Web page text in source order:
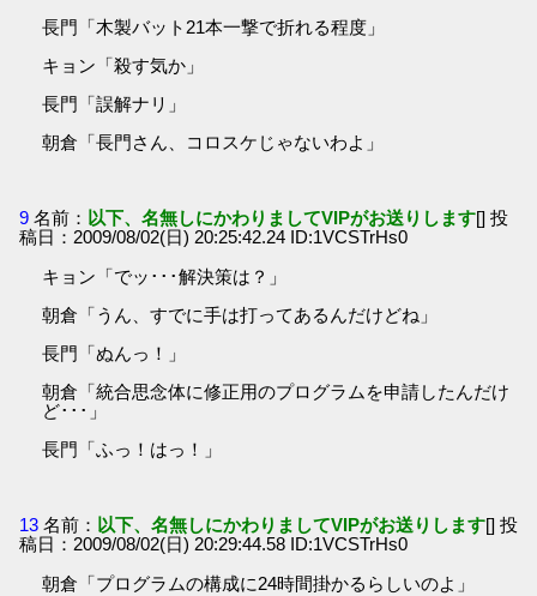
長門「木製バット21本一撃で折れる程度」
キョン「殺す気か」
長門「誤解ナリ」
朝倉「長門さん、コロスケじゃないわよ」
9 名前： 以下、名無しにかわりましてVIPがお送りします[] 投
稿日：2009/08/02(日) 20:25:42.24 ID:1VCSTrHs0
キョン「でッ･･･解決策は？」
朝倉「うん、すでに手は打ってあるんだけどね」
長門「ぬんっ！」
朝倉「統合思念体に修正用のプログラムを申請したんだけ
ど･･･」
長門「ふっ！はっ！」
13 名前： 以下、名無しにかわりましてVIPがお送りします[] 投
稿日：2009/08/02(日) 20:29:44.58 ID:1VCSTrHs0
朝倉「プログラムの構成に24時間掛かるらしいのよ」